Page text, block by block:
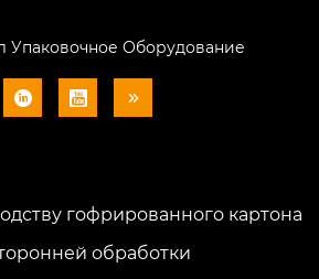
Оборудование
  
гофрированного картона
обработки